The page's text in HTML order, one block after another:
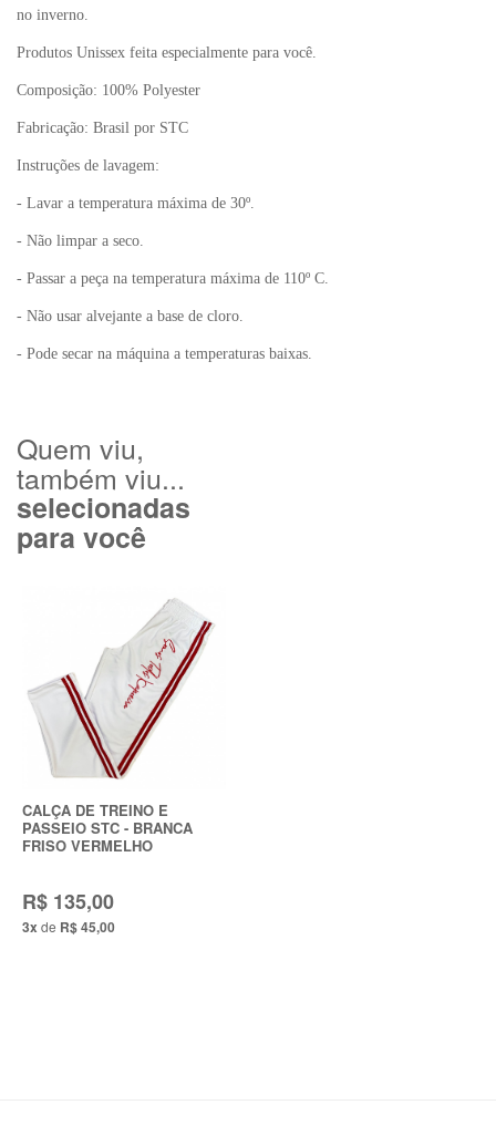
no inverno.
Produtos Unissex feita especialmente para você.
Composição: 100% Polyester
Fabricação: Brasil por STC
Instruções de lavagem:
- Lavar a temperatura máxima de 30º.
- Não limpar a seco.
- Passar a peça na temperatura máxima de 110º C.
- Não usar alvejante a base de cloro.
- Pode secar na máquina a temperaturas baixas.
Quem viu,
também viu...
selecionadas
para você
CALÇA DE TREINO E
PASSEIO STC - BRANCA
FRISO VERMELHO
R$ 135,00
3x de R$ 45,00